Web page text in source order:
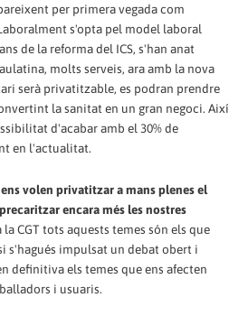
per primera vegada com
s'opta pel model laboral
de la reforma del ICS, s'han anat
molts serveis, ara amb la nova
serà privatitzable, es podran prendre
la sanitat en un gran negoci. Així
d'acabar amb el 30% de
en l'actualitat.
ens volen privatitzar a mans plenes el
encara més les nostres
la CGT tots aquests temes són els que
s'hagués impulsat un debat obert i
definitiva els temes que ens afecten
i usuaris.